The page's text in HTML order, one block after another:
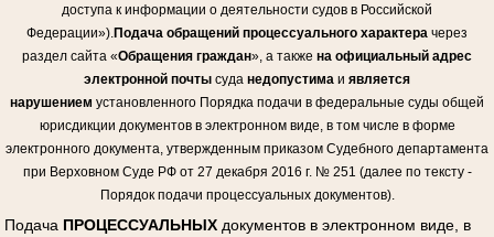
доступа к информации о деятельности судов в Российской
Федерации»). Подача обращений процессуального характера через
раздел сайта «Обращения граждан», а также на официальный адрес
электронной почты суда недопустима и является
нарушением установленного Порядка подачи в федеральные суды общей
юрисдикции документов в электронном виде, в том числе в форме
электронного документа, утвержденным приказом Судебного департамента
при Верховном Суде РФ от 27 декабря 2016 г. № 251 (далее по тексту -
Порядок подачи процессуальных документов).
Подача ПРОЦЕССУАЛЬНЫХ документов в электронном виде, в